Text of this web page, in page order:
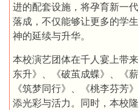
进的配套设施，将孕育新一
落成，不仅能够让更多的学
神的延续与升华。
本校演艺团体在千人宴上带
东升》、《破茧成蝶》、《
《筑梦同行》、《桃李芬芳
添光彩与活力。同时，本校